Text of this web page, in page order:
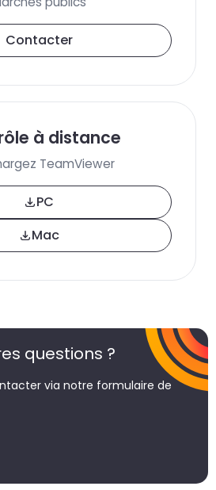
Contacter
à distance
TeamViewer
PC
Mac
questions ?
via notre formulaire de